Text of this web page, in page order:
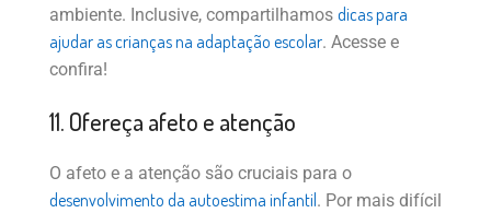
ambiente. Inclusive, compartilhamos dicas para
ajudar as crianças na adaptação escolar. Acesse e
confira!
11. Ofereça afeto e atenção
O afeto e a atenção são cruciais para o
desenvolvimento da autoestima infantil. Por mais difícil